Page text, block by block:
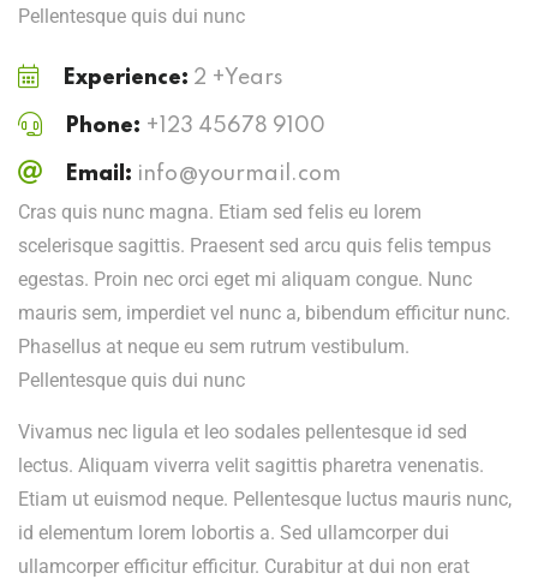
Pellentesque quis dui nunc
Experience: 2 +Years
Phone: +123 45678 9100
Email: info@yourmail.com
Cras quis nunc magna. Etiam sed felis eu lorem
scelerisque sagittis. Praesent sed arcu quis felis tempus
egestas. Proin nec orci eget mi aliquam congue. Nunc
mauris sem, imperdiet vel nunc a, bibendum efficitur nunc.
Phasellus at neque eu sem rutrum vestibulum.
Pellentesque quis dui nunc
Vivamus nec ligula et leo sodales pellentesque id sed
lectus. Aliquam viverra velit sagittis pharetra venenatis.
Etiam ut euismod neque. Pellentesque luctus mauris nunc,
id elementum lorem lobortis a. Sed ullamcorper dui
ullamcorper efficitur efficitur. Curabitur at dui non erat